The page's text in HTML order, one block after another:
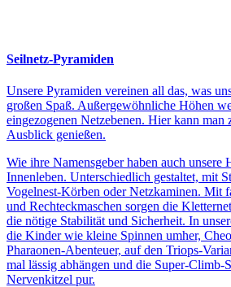
Seilnetz-Pyramiden
Unsere Pyramiden vereinen all das, was
großen Spaß. Außergewöhnliche Höhen
eingezogenen Netzebenen. Hier kann man
Ausblick genießen.
Wie ihre Namensgeber haben auch
Innenleben. Unterschiedlich gestaltet, mit
Vogelnest-Körben oder Netzkaminen. Mit
und Rechteckmaschen sorgen die
die nötige Stabilität und Sicherheit. In
die Kinder wie kleine Spinnen umher,
Pharaonen-Abenteuer, auf den Triops-
mal lässig abhängen und die Super-Climb-
Nervenkitzel pur.